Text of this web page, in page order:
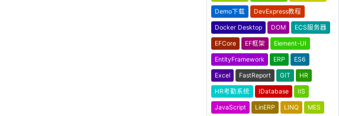
Demo下载 DevExpress教程
Docker Desktop DOM ECS服务器
EFCore EF框架 Element-UI
EntityFramework ERP ES6
Excel FastReport GIT HR
HR考勤系统 IDatabase IIS
JavaScript LinERP LINQ MES